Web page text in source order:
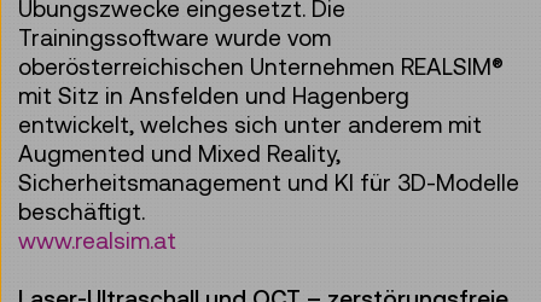
Übungszwecke eingesetzt. Die
Trainingssoftware wurde vom
oberösterreichischen Unternehmen REALSIM®
mit Sitz in Ansfelden und Hagenberg
entwickelt, welches sich unter anderem mit
Augmented und Mixed Reality,
Sicherheitsmanagement und KI für 3D-Modelle
beschäftigt.
www.realsim.at